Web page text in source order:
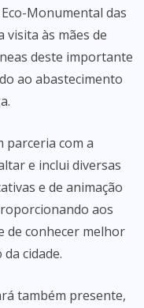
Monumental das
visita às mães de
deste importante
ao abastecimento
parceria com a
e inclui diversas
e de animação
aos
de conhecer melhor
cidade.
também presente,